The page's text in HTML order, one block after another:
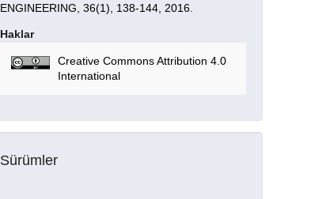
ENGINEERING, 36(1), 138-144, 2016.
Haklar
Creative Commons Attribution 4.0
International
Sürümler